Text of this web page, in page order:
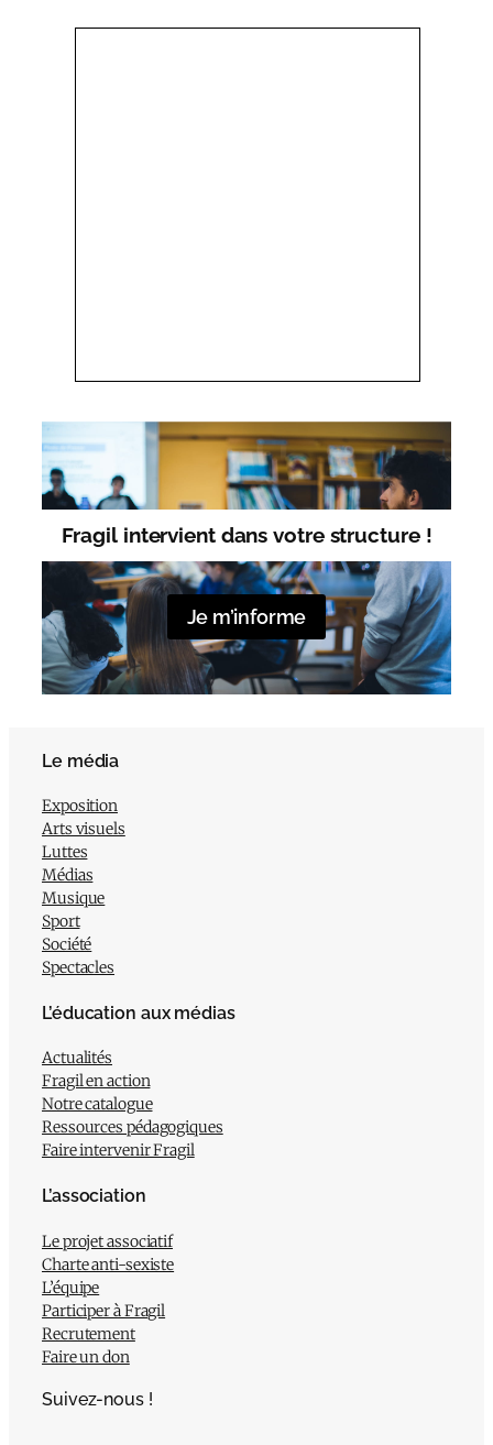
Fragil intervient dans votre structure !
Je m’informe
Le média
Exposition
Arts visuels
Luttes
Médias
Musique
Sport
Société
Spectacles
L’éducation aux médias
Actualités
Fragil en action
Notre catalogue
Ressources pédagogiques
Faire intervenir Fragil
L’association
Le projet associatif
Charte anti-sexiste
L’équipe
Participer à Fragil
Recrutement
Faire un don
Suivez-nous !